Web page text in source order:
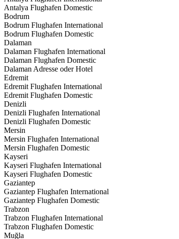
Antalya Flughafen Domestic
Bodrum
Bodrum Flughafen International
Bodrum Flughafen Domestic
Dalaman
Dalaman Flughafen International
Dalaman Flughafen Domestic
Dalaman Adresse oder Hotel
Edremit
Edremit Flughafen International
Edremit Flughafen Domestic
Denizli
Denizli Flughafen International
Denizli Flughafen Domestic
Mersin
Mersin Flughafen International
Mersin Flughafen Domestic
Kayseri
Kayseri Flughafen International
Kayseri Flughafen Domestic
Gaziantep
Gaziantep Flughafen International
Gaziantep Flughafen Domestic
Trabzon
Trabzon Flughafen International
Trabzon Flughafen Domestic
Muğla